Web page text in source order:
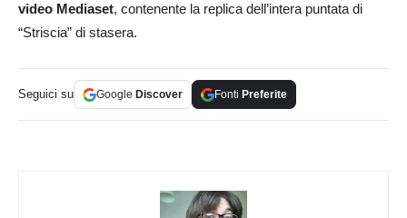
video Mediaset, contenente la replica dell’intera puntata di
“Striscia” di stasera.
Seguici su Google Discover Fonti Preferite